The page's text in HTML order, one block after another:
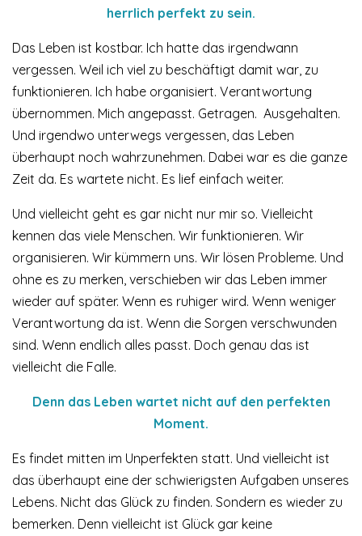
herrlich perfekt zu sein.
Das Leben ist kostbar. Ich hatte das irgendwann
vergessen. Weil ich viel zu beschäftigt damit war, zu
funktionieren. Ich habe organisiert. Verantwortung
übernommen. Mich angepasst. Getragen. Ausgehalten.
Und irgendwo unterwegs vergessen, das Leben
überhaupt noch wahrzunehmen. Dabei war es die ganze
Zeit da. Es wartete nicht. Es lief einfach weiter.
Und vielleicht geht es gar nicht nur mir so. Vielleicht
kennen das viele Menschen. Wir funktionieren. Wir
organisieren. Wir kümmern uns. Wir lösen Probleme. Und
ohne es zu merken, verschieben wir das Leben immer
wieder auf später. Wenn es ruhiger wird. Wenn weniger
Verantwortung da ist. Wenn die Sorgen verschwunden
sind. Wenn endlich alles passt. Doch genau das ist
vielleicht die Falle.
Denn das Leben wartet nicht auf den perfekten
Moment.
Es findet mitten im Unperfekten statt. Und vielleicht ist
das überhaupt eine der schwierigsten Aufgaben unseres
Lebens. Nicht das Glück zu finden. Sondern es wieder zu
bemerken. Denn vielleicht ist Glück gar keine